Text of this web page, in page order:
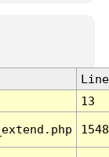
Line
13
1548